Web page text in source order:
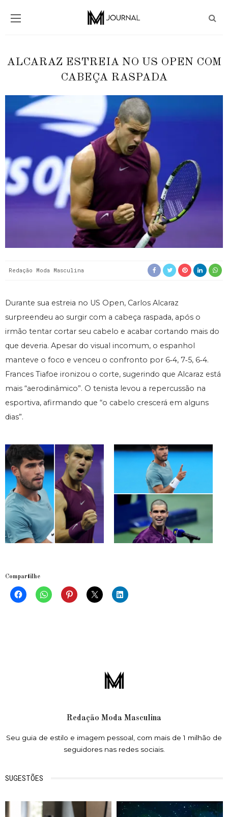
ALCARAZ ESTREIA NO US OPEN COM
CABEÇA RASPADA
Redação Moda Masculina
Durante sua estreia no US Open, Carlos Alcaraz
surpreendeu ao surgir com a cabeça raspada, após o
irmão tentar cortar seu cabelo e acabar cortando mais do
que deveria. Apesar do visual incomum, o espanhol
manteve o foco e venceu o confronto por 6‑4, 7‑5, 6‑4.
Frances Tiafoe ironizou o corte, sugerindo que Alcaraz está
mais “aerodinâmico”. O tenista levou a repercussão na
esportiva, afirmando que “o cabelo crescerá em alguns
dias”.
Compartilhe
Redação Moda Masculina
Seu guia de estilo e imagem pessoal, com mais de 1 milhão de
seguidores nas redes sociais.
SUGESTÕES